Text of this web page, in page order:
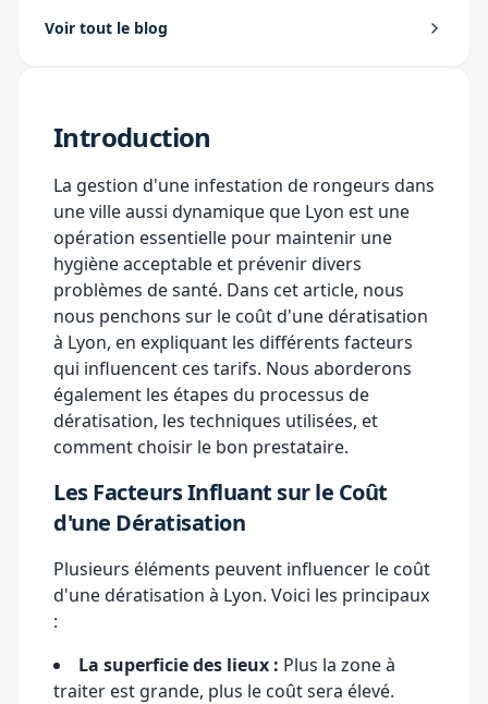
Voir tout le blog
Introduction
La gestion d'une infestation de rongeurs dans
une ville aussi dynamique que Lyon est une
opération essentielle pour maintenir une
hygiène acceptable et prévenir divers
problèmes de santé. Dans cet article, nous
nous penchons sur le coût d'une dératisation
à Lyon, en expliquant les différents facteurs
qui influencent ces tarifs. Nous aborderons
également les étapes du processus de
dératisation, les techniques utilisées, et
comment choisir le bon prestataire.
Les Facteurs Influant sur le Coût
d'une Dératisation
Plusieurs éléments peuvent influencer le coût
d'une dératisation à Lyon. Voici les principaux
:
La superficie des lieux : Plus la zone à
traiter est grande, plus le coût sera élevé.